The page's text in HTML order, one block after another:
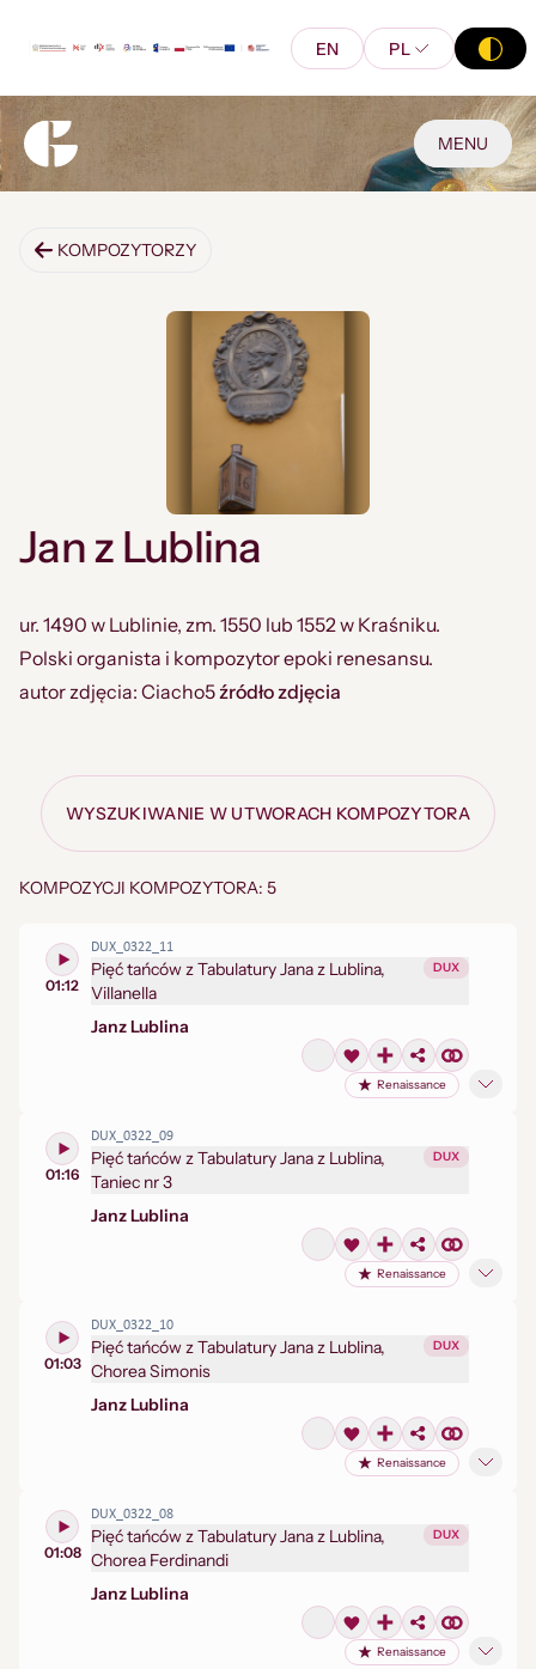
EN PL
MENU
KOMPOZYTORZY
Jan z Lublina
ur. 1490 w Lublinie, zm. 1550 lub 1552 w Kraśniku.
Polski organista i kompozytor epoki renesansu.
autor zdjęcia: Ciacho5źródło zdjęcia
WYSZUKIWANIE W UTWORACH KOMPOZYTORA
KOMPOZYCJI KOMPOZYTORA: 5
01:12
DUX_0322_11
Pięć tańców z Tabulatury Jana z Lublina,
Villanella
DUX
Janz Lublina
Renaissance
01:16
DUX_0322_09
Pięć tańców z Tabulatury Jana z Lublina,
Taniec nr 3
DUX
Janz Lublina
Renaissance
01:03
DUX_0322_10
Pięć tańców z Tabulatury Jana z Lublina,
Chorea Simonis
DUX
Janz Lublina
Renaissance
01:08
DUX_0322_08
Pięć tańców z Tabulatury Jana z Lublina,
Chorea Ferdinandi
DUX
Janz Lublina
Renaissance